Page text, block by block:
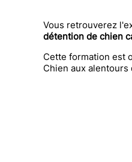
Vous retrouverez
détention de chien
Cette formation est
Chien aux alentours